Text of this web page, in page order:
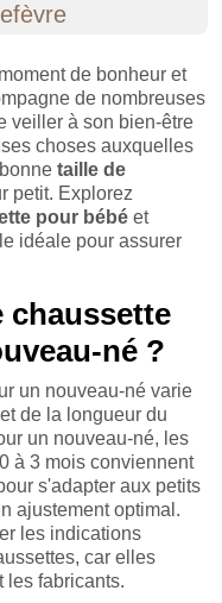
de bonheur et
de nombreuses
veiller à son bien-être
choses auxquelles
taille de
petit. Explorez
pour bébé et
idéale pour assurer
chaussette
né ?
un nouveau-né varie
de la longueur du
un nouveau-né, les
à 3 mois conviennent
s'adapter aux petits
ajustement optimal.
les indications
car elles
les fabricants.